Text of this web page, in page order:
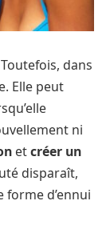
dans
Elle peut
ni
etcréer un
disparaît,
d’ennui